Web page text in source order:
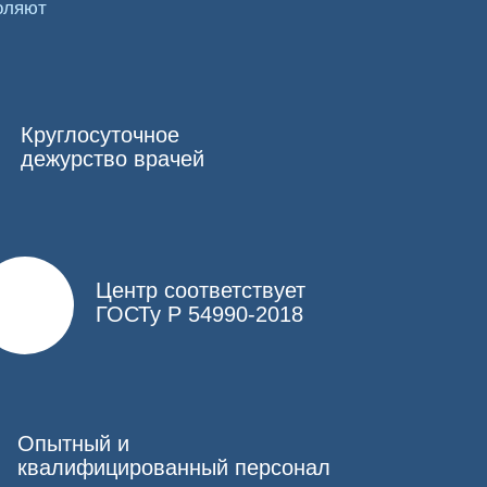
в работе внутренних систем и органов.
пациенту требуется профессиональная
Круглосуточное
дежурство врачей
Центр соответствует
ГОСТу Р 54990-2018
Опытный и
квалифицированный персонал